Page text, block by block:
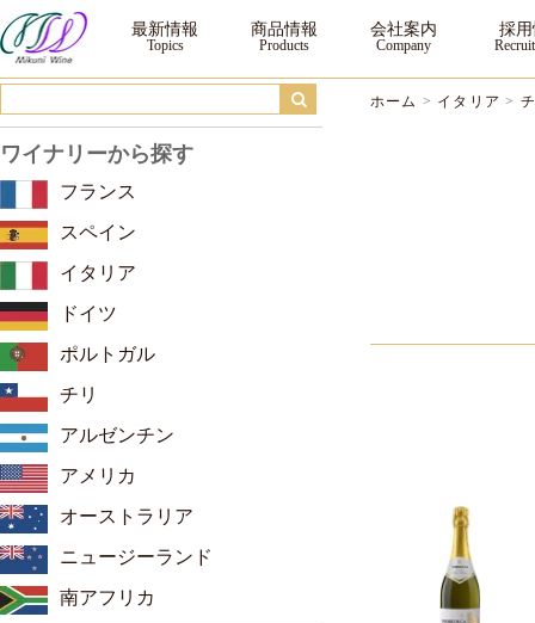
チェヴィコ ｜三国ワイン
最新情報 商品情報 会社案内 採
ホーム > イタリア >
ワイナリーから探す
フランス
スペイン
イタリア
ドイツ
ポルトガル
チリ
アルゼンチン
アメリカ
オーストラリア
ニュージーランド
南アフリカ